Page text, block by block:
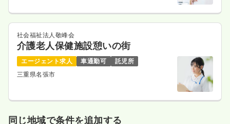
社会福祉法人敬峰会
介護老人保健施設憩いの街
エージェント求人 車通勤可
託児所
三重県名張市
同じ地域で条件を追加する